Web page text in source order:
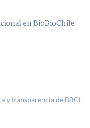
en BioBioChile
y transparencia de BBCL